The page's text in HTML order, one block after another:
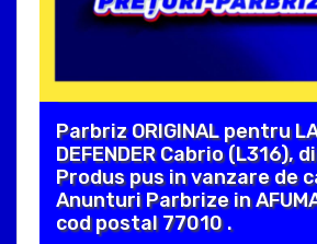
Parbriz ORIGINAL pentru
DEFENDER Cabrio (L316),
Produs pus in vanzare de
Anunturi Parbrize in
cod postal 77010 .